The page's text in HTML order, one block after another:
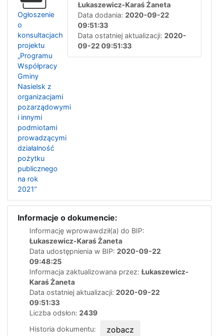
Ogłoszenie
o
konsultacjach
projektu
„Programu
Współpracy
Gminy
Nasielsk z
organizacjami
pozarządowymi
i innymi
podmiotami
prowadzącymi
działalność
pożytku
publicznego
na rok
2021”
Łukaszewicz-Karaś Żaneta
Data dodania: 2020-09-22
09:51:33
Data ostatniej aktualizacji: 2020-
09-22 09:51:33
Informacje o dokumencie:
Informację wprowawdził(a) do BIP:
Łukaszewicz-Karaś Żaneta
Data udostępnienia w BIP: 2020-09-22
09:48:25
Informacja zaktualizowana przez: Łukaszewicz-
Karaś Żaneta
Data ostatniej aktualizacji: 2020-09-22
09:51:33
Liczba odsłon: 2439
Historia dokumentu:
zobacz